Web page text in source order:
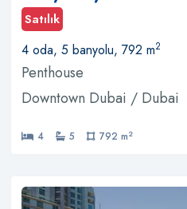
Satılık
4 oda, 5 banyolu, 792 m2
Penthouse
Downtown Dubai / Dubai
4 5 792 m2